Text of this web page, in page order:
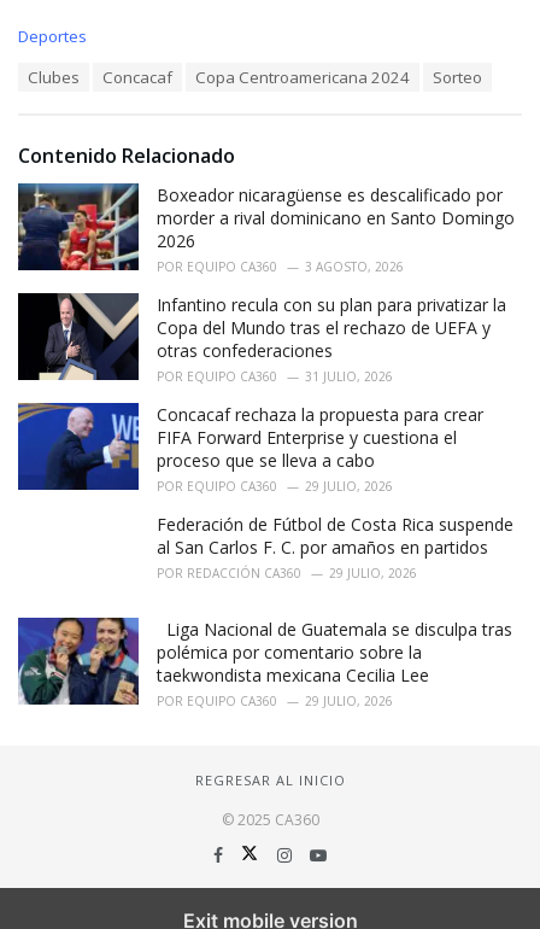
C
o
r
i
e
s
:
Deportes
:
Clubes Concacaf Copa Centroamericana 2024 Sorteo
Contenido Relacionado
Boxeador nicaragüense es descalificado por
morder a rival dominicano en Santo Domingo
2026
POR EQUIPO CA360 3 AGOSTO, 2026
Infantino recula con su plan para privatizar la
Copa del Mundo tras el rechazo de UEFA y
otras confederaciones
POR EQUIPO CA360 31 JULIO, 2026
Concacaf rechaza la propuesta para crear
FIFA Forward Enterprise y cuestiona el
proceso que se lleva a cabo
POR EQUIPO CA360 29 JULIO, 2026
Federación de Fútbol de Costa Rica suspende
al San Carlos F. C. por amaños en partidos
POR REDACCIÓN CA360 29 JULIO, 2026
Liga Nacional de Guatemala se disculpa tras
polémica por comentario sobre la
taekwondista mexicana Cecilia Lee
POR EQUIPO CA360 29 JULIO, 2026
REGRESAR AL INICIO
© 2025 CA360
Exit mobile version